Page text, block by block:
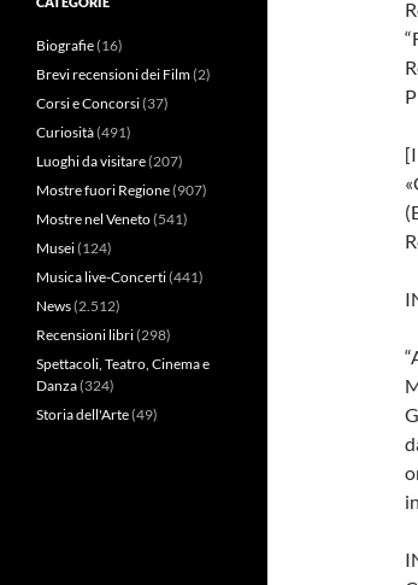
Biografie(16)
Brevi recensioni dei Film(2)
Corsi e Concorsi(37)
Curiosità(491)
Luoghi da visitare(207)
Mostre fuori Regione(907)
Mostre nel Veneto(541)
Musei(124)
Musica live-Concerti(441)
News(2.512)
Recensioni libri(298)
Spettacoli, Teatro, Cinema e
Danza(324)
Storia dell'Arte(49)